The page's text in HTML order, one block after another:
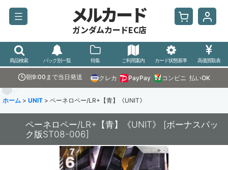
メルカード
ガンダムカードEC店
商品検索 パック別一覧 特集 ご利用案内 カード状態基準 高価買取表
朝9:00まで当日発送 クレカ PayPay コンビニ 払いOK
ホーム > UNIT > ペーネロペー/LR+【青】《UNIT》
ペーネロペー/LR+【青】《UNIT》 [ボーナスパッ
ク版ST08-006]